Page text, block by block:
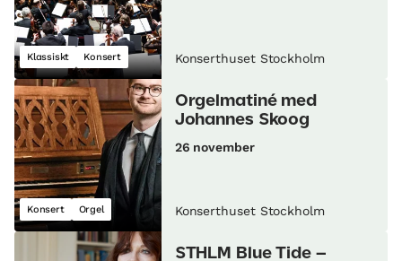
Klassiskt Konsert Konserthuset Stockholm
Konsert Orgel
Orgelmatiné med
Johannes Skoog
26 november
Konserthuset Stockholm
STHLM Blue Tide –